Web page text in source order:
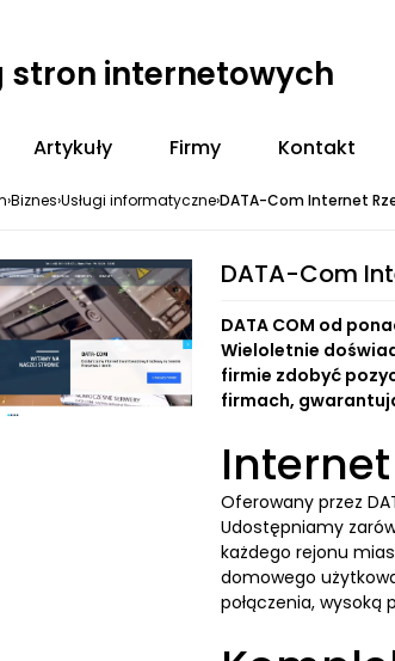
stron internetowych
Artykuły Firmy Kontakt
›Biznes›Usługi informatyczne›DATA-Com Internet
DATA-Com
DATA COM od
Wieloletnie
firmie zdobyć
firmach,
Oferowany przez
Udostępniamy
każdego rejonu
domowego
połączenia,